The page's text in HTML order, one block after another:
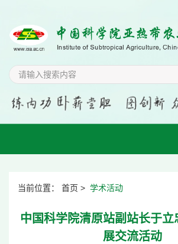
当前位置： 首页 > 学术活动
中国科学院清原站副站长于
展交流活动